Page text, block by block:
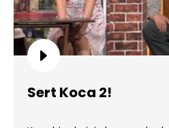
Sert Koca 2!